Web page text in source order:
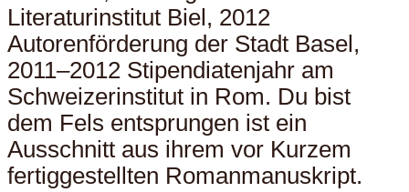
Literaturinstitut Biel, 2012
Autorenförderung der Stadt Basel,
2011–2012 Stipendiatenjahr am
Schweizerinstitut in Rom. Du bist
dem Fels entsprungen ist ein
Ausschnitt aus ihrem vor Kurzem
fertiggestellten Romanmanuskript.